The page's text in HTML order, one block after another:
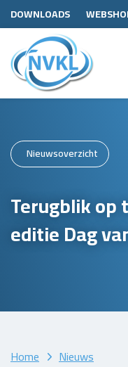
DOWNLOADS
Nieuwsoverzicht
Terugblik op
editie Dag
Home
Nieuws